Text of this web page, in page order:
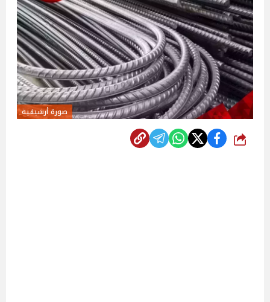
صورة أرشيفية
شارك